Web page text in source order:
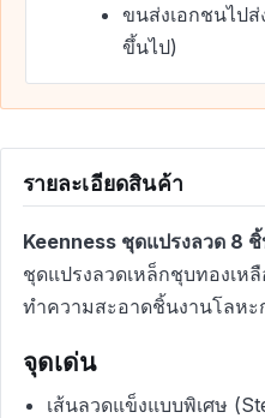
ขนส่งเอกชนไป
ขึ้นไป)
รายละเอียดสินค้า
Keenness ชุดแปรงลวด 8
ชุดแปรงลวดเหล็กชุบทองเห
ทำความสะอาดชิ้นงานโลหะ
จุดเด่น
เส้นลวดแข็งแบบพิเศษ